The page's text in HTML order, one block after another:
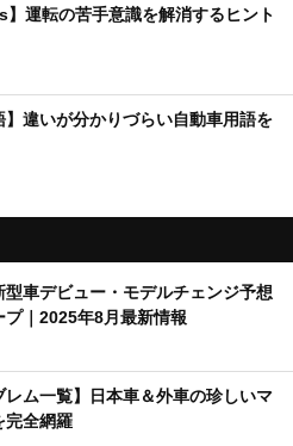
】運転の苦手意識を解消するヒント
】違いが分かりづらい自動車用語を
型車デビュー・モデルチェンジ予想
プ｜2025年8月最新情報
レム一覧】日本車＆外車の珍しいマ
完全網羅